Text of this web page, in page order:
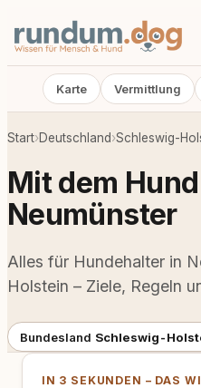
Karte Vermittlung
Start›Deutschland›Schleswig-
Mit dem
Neumünster
Alles für Hundehalter in
Holstein – Ziele, Regeln
Bundesland Schleswig-
IN 3 SEKUNDEN – DAS